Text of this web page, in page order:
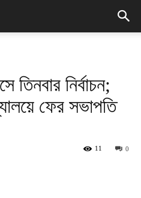
তিনবার নির্বাচন;
ফের সভাপতি
0
11